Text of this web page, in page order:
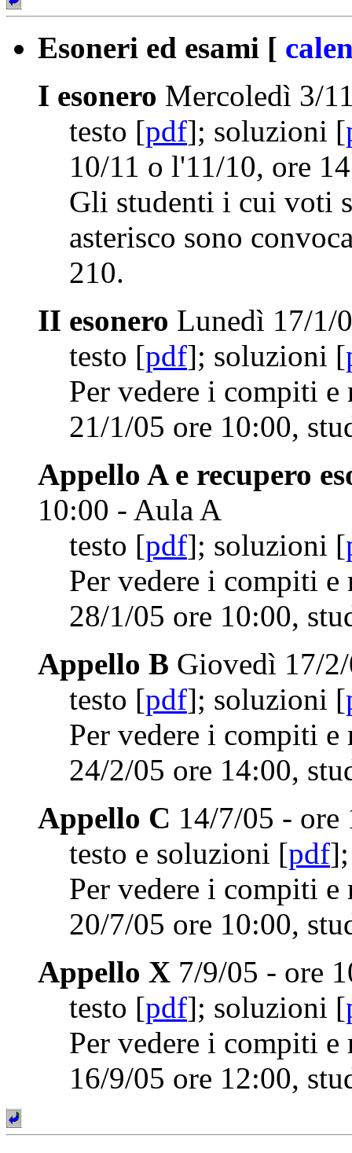
Esoneri ed esami [
I esonero Mercoledì 3/
testo [pdf]; soluzioni [
10/11 o l'11/10, ore
Gli studenti i cui voti
asterisco sono
210.
II esonero Lunedì 17/1/
testo [pdf]; soluzioni [
Per vedere i compiti
21/1/05 ore 10:00,
Appello A e recupero
10:00 - Aula A
testo [pdf]; soluzioni [
Per vedere i compiti
28/1/05 ore 10:00,
Appello B Giovedì 17/
testo [pdf]; soluzioni [
Per vedere i compiti
24/2/05 ore 14:00,
Appello C 14/7/05 -
testo e soluzioni [pdf];
Per vedere i compiti
20/7/05 ore 10:00,
Appello X 7/9/05 - ore
testo [pdf]; soluzioni [
Per vedere i compiti
16/9/05 ore 12:00,